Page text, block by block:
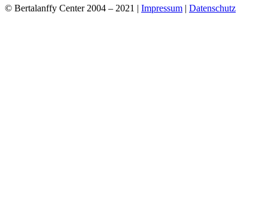
© Bertalanffy Center 2004 – 2021 | Impressum | Datenschutz